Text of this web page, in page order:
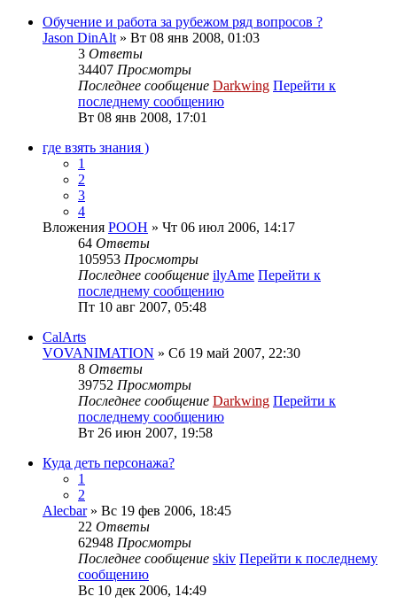
Обучение и работа за рубежом ряд вопросов ?
Jason DinAlt » Вт 08 янв 2008, 01:03
3 Ответы
34407 Просмотры
Последнее сообщение Darkwing Перейти к
последнему сообщению
Вт 08 янв 2008, 17:01
где взять знания )
1
2
3
4
Вложения POOH » Чт 06 июл 2006, 14:17
64 Ответы
105953 Просмотры
Последнее сообщение ilyAme Перейти к
последнему сообщению
Пт 10 авг 2007, 05:48
CalArts
VOVANIMATION » Сб 19 май 2007, 22:30
8 Ответы
39752 Просмотры
Последнее сообщение Darkwing Перейти к
последнему сообщению
Вт 26 июн 2007, 19:58
Куда деть персонажа?
1
2
Alecbar» Вс 19 фев 2006, 18:45
22 Ответы
62948 Просмотры
Последнее сообщение skiv Перейти к последнему
сообщению
Вс 10 дек 2006, 14:49